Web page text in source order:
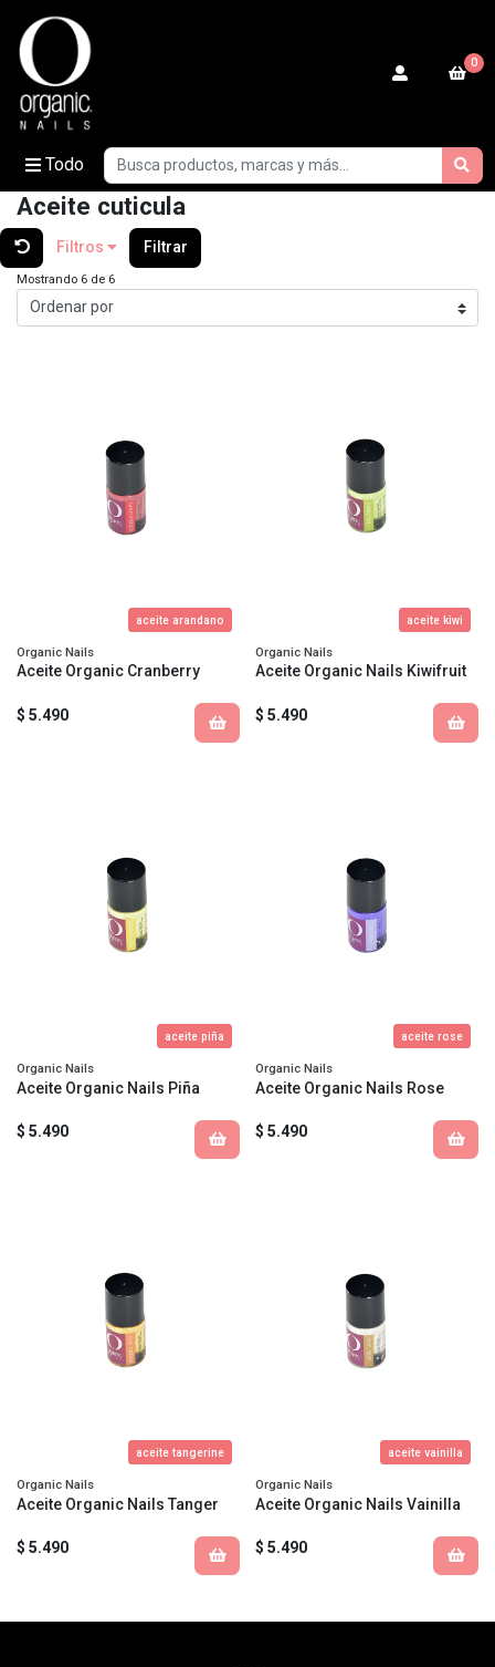
Todo
0
Aceite cuticula
Filtros Filtrar
Mostrando 6 de 6
aceite arandano
Organic Nails
Aceite Organic Cranberry
$ 5.490
aceite kiwi
Organic Nails
Aceite Organic Nails Kiwifruit
$ 5.490
aceite piña
Organic Nails
Aceite Organic Nails Piña
$ 5.490
aceite rose
Organic Nails
Aceite Organic Nails Rose
$ 5.490
aceite tangerine
Organic Nails
Aceite Organic Nails Tanger
$ 5.490
aceite vainilla
Organic Nails
Aceite Organic Nails Vainilla
$ 5.490